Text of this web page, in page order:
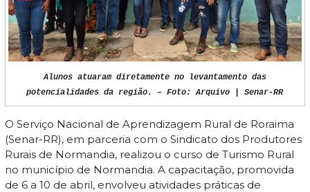
Alunos atuaram diretamente no levantamento das
potencialidades da região. – Foto: Arquivo | Senar-RR
O Serviço Nacional de Aprendizagem Rural de Roraima
(Senar-RR), em parceria com o Sindicato dos Produtores
Rurais de Normandia, realizou o curso de Turismo Rural
no município de Normandia. A capacitação, promovida
de 6 a 10 de abril, envolveu atividades práticas de